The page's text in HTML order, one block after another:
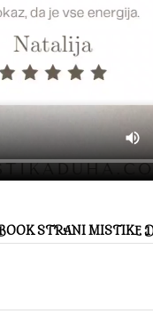
STRANI MISTIKE